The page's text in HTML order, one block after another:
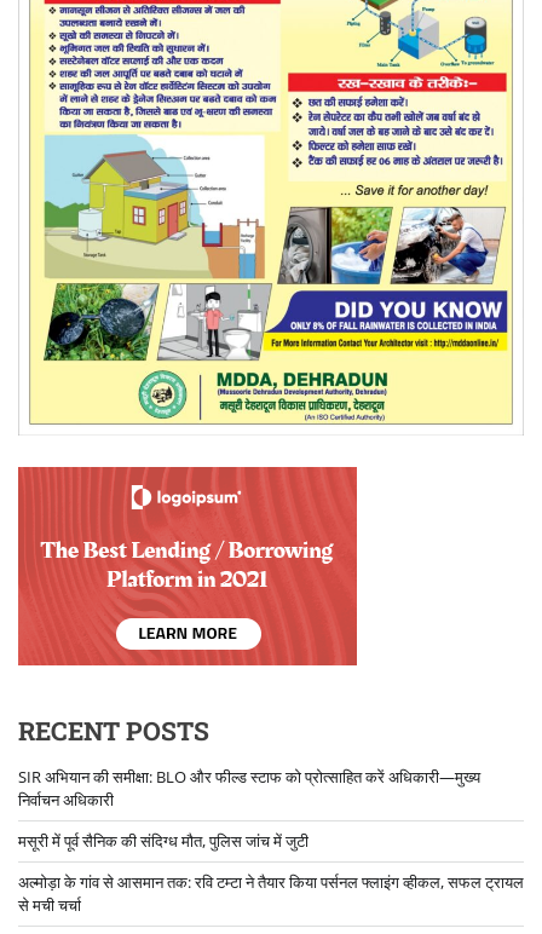
RECENT POSTS
SIR अभियान की समीक्षा: BLO और फील्ड स्टाफ को प्रोत्साहित करें अधिकारी—मुख्य
निर्वाचन अधिकारी
मसूरी में पूर्व सैनिक की संदिग्ध मौत, पुलिस जांच में जुटी
अल्मोड़ा के गांव से आसमान तक: रवि टम्टा ने तैयार किया पर्सनल फ्लाइंग व्हीकल, सफल ट्रायल
से मची चर्चा